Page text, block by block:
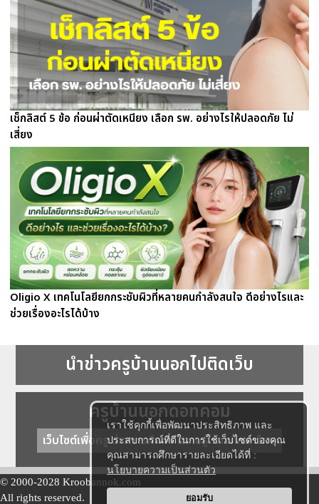
เราใช้คุกกี้เพื่อพัฒนาประสิทธิภาพ และ
ประสบการณ์ที่ดีในการใช้เว็บไซต์ของคุณ
คุณสามารถศึกษารายละเอียดได้ที่ :
นโยบายความเป็นส่วนตัว
ยอมรับ
เช็กลิสต์ 5 ข้อ ก่อนผ่าตัดเหนียง เลือก รพ. อย่างไรให้ปลอดภัย ไม่
เสี่ยง
Oligio X เทคโนโลยียกกระชับผิวที่หลายคนกำลังสนใจ ดีอย่างไรและ
ช่วยเรื่องอะไรได้บ้าง
นำข่าวครูบ้านนอกไปติดเว็บ
ครูบ้านนอกดอทคอม
เว็บไซต์เพื่อครู ข่าวการศึกษา ความรู้ การศึกษาไทย
© 2000-2028 Kroobannok.com
All rights reserved.